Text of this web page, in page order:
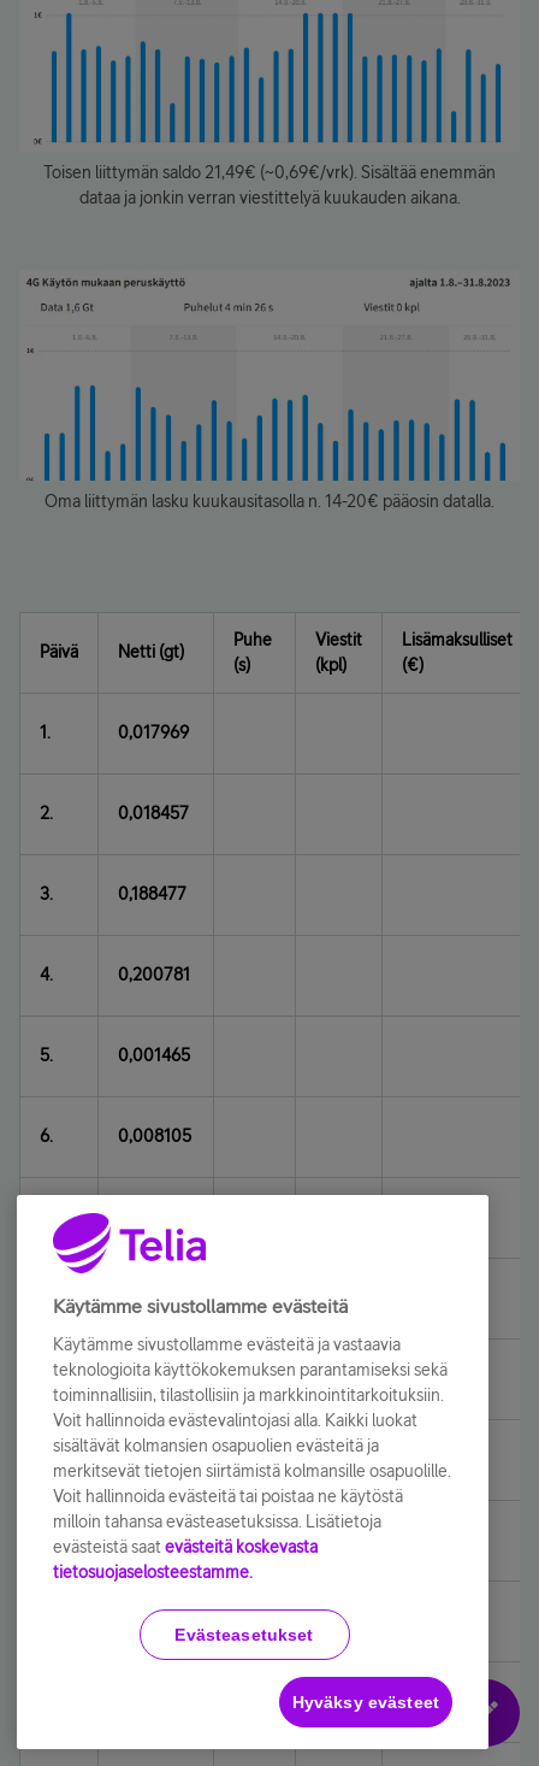
Toisen liittymän saldo 21,49€ (~0,69€/vrk). Sisältää enemmän
dataa ja jonkin verran viestittelyä kuukauden aikana.
Oma liittymän lasku kuukausitasolla n. 14-20€ pääosin datalla.
Päivä Netti (gt)
Puhe
(s)
Viestit
(kpl)
Lisämaksulliset
(€)
1. 0,017969
2. 0,018457
3. 0,188477
4. 0,200781
5. 0,001465
6. 0,008105
0,061328
0,046387
10. 0,010938
11. 0,028711
0,074707
Käytämme sivustollamme evästeitä
Käytämme sivustollamme evästeitä ja vastaavia
teknologioita käyttökokemuksen parantamiseksi sekä
toiminnallisiin, tilastollisiin ja markkinointitarkoituksiin.
Voit hallinnoida evästevalintojasi alla. Kaikki luokat
sisältävät kolmansien osapuolien evästeitä ja
merkitsevät tietojen siirtämistä kolmansille osapuolille.
Voit hallinnoida evästeitä tai poistaa ne käytöstä
milloin tahansa evästeasetuksissa. Lisätietoja
evästeistä saat evästeitä koskevasta
tietosuojaselosteestamme.
Evästeasetukset
Hyväksy evästeet